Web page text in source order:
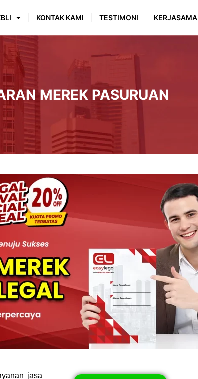
KONTAK KAMI TESTIMONI KERJASAMA
MEREK PASURUAN
jasa